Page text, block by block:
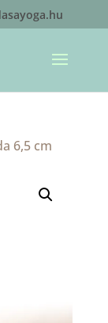
6,5 cm